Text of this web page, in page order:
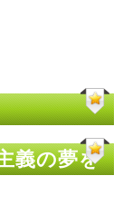
義の夢を